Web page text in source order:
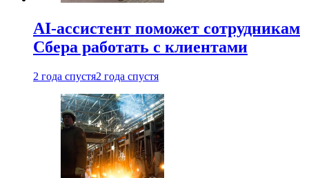
AI-ассистент поможет сотрудникам
Сбера работать с клиентами
2 года спустя2 года спустя